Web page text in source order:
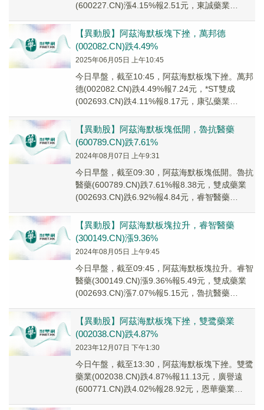
(600227.CN)漲4.15%報2.51元，東誠藥業
【異動股】阿茲海默板塊下挫，萬邦德
(002082.CN)跌4.49%
2025年06月05日 上午10:45
今日早盤，截至10:45，阿茲海默板塊下挫。萬邦
德(002082.CN)跌4.49%報7.24元，*ST雙成
(002693.CN)跌4.11%報8.17元，康弘藥業
【異動股】阿茲海默板塊低開，魯抗醫藥
(600789.CN)跌7.61%
2024年08月07日 上午9:31
今日早盤，截至09:30，阿茲海默板塊低開。魯抗
醫藥(600789.CN)跌7.61%報8.38元，雙成藥業
(002693.CN)跌6.92%報4.84元，睿智醫藥
【異動股】阿茲海默板塊拉升，睿智醫藥
(300149.CN)漲9.36%
2024年08月05日 上午9:45
今日早盤，截至09:45，阿茲海默板塊拉升。睿智
醫藥(300149.CN)漲9.36%報5.49元，雙成藥業
(002693.CN)漲7.07%報5.15元，魯抗醫藥
【異動股】阿茲海默板塊下挫，雙鹭藥業
(002038.CN)跌4.87%
2023年12月07日 下午1:30
今日午盤，截至13:30，阿茲海默板塊下挫。雙鹭
藥業(002038.CN)跌4.87%報11.13元，廣譽遠
(600771.CN)跌4.02%報28.92元，恩華藥業